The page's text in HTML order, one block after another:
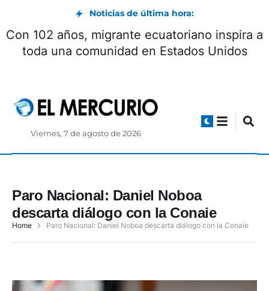
Noticias de última hora:
Con 102 años, migrante ecuatoriano inspira a
toda una comunidad en Estados Unidos
Viernes, 7 de agosto de 2026
Paro Nacional: Daniel Noboa
descarta diálogo con la Conaie
Home Paro Nacional: Daniel Noboa descarta diálogo con la Conaie